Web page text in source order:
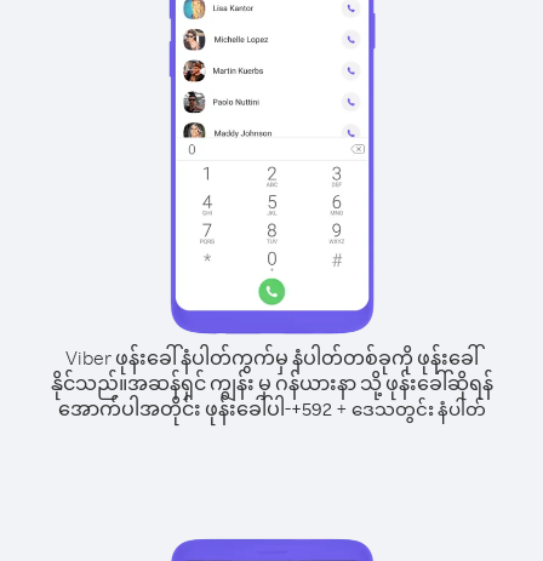
Viber ဖုန်းခေါ်နံပါတ်ကွက်မှ နံပါတ်တစ်ခုကို ဖုန်းခေါ်
နိုင်သည်။အဆန်ရှင် ကျွန်း မှ ဂန်ယားနာ သို့ ဖုန်းခေါ်ဆိုရန်
အောက်ပါအတိုင်း ဖုန်းခေါ်ပါ-+592+ ဒေသတွင်း နံပါတ်